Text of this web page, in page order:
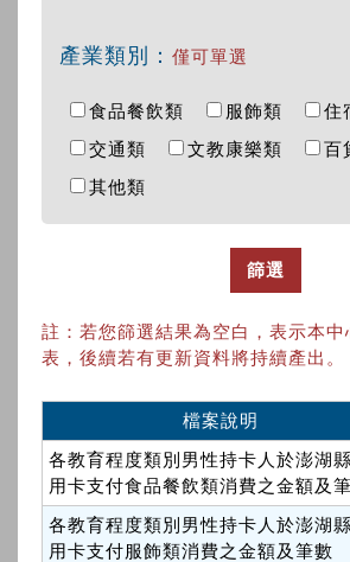
產業類別： 僅可單選
食品餐飲類 服飾類
住
交通類
文教康樂類
百
其他類
篩選
註：若您篩選結果為空白，表示本中
表，後續若有更新資料將持續產出。
檔案說明
各教育程度類別男性持卡人於澎湖
用卡支付食品餐飲類消費之金額及
各教育程度類別男性持卡人於澎湖
用卡支付服飾類消費之金額及筆數